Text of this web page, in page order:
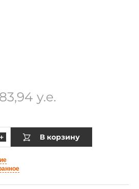
у.е.
В корзину